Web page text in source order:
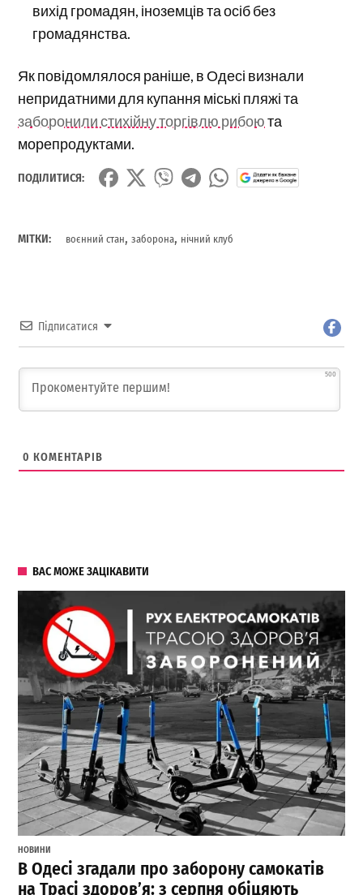
вихід громадян, іноземців та осіб без
громадянства.
Як повідомлялося раніше, в Одесі визнали
непридатними для купання міські пляжі та
заборонили стихійну торгівлю рибоюта
морепродуктами.
ПОДІЛИТИСЯ:
МІТКИ: воєнний стан,заборона, нічний клуб
Підписатися
500
0 КОМЕНТАРІВ
ВАС МОЖЕ ЗАЦІКАВИТИ
НОВИНИ
В Одесі згадали про заборону самокатів
на Трасі здоров’я: з серпня обіцяють